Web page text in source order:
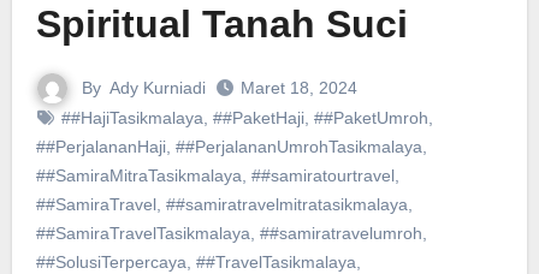
Spiritual Tanah Suci
By Ady Kurniadi
Maret 18, 2024
##HajiTasikmalaya, ##PaketHaji, ##PaketUmroh,
##PerjalananHaji, ##PerjalananUmrohTasikmalaya,
##SamiraMitraTasikmalaya, ##samiratourtravel,
##SamiraTravel, ##samiratravelmitratasikmalaya,
##SamiraTravelTasikmalaya, ##samiratravelumroh,
##SolusiTerpercaya, ##TravelTasikmalaya,